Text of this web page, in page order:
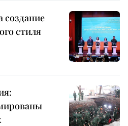
создание
стиля